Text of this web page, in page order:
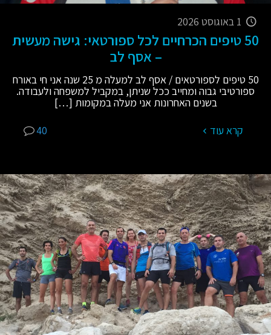
1 באוגוסט 2026
50 טיפים הכרחיים לכל ספורטאי: גישה מעשית
– אסף לב
50 טיפים לספורטאים / אסף לב למעלה מ 25 שנה אני חי באורח
ספורטיבי גבוה ומחייב ככל שניתן, במקביל למשפחה ולעבודה.
בשנים האחרונות אני מעלה במקומות […]
40
קרא עוד